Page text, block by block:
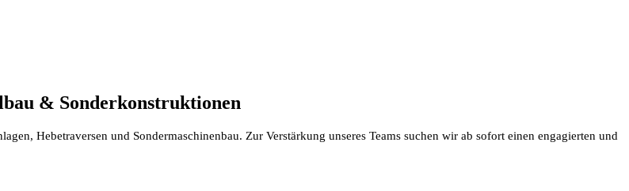
& Sonderkonstruktionen
Hebetraversen und Sondermaschinenbau. Zur Verstärkung unseres Teams suchen wir ab sofort einen engagierten und